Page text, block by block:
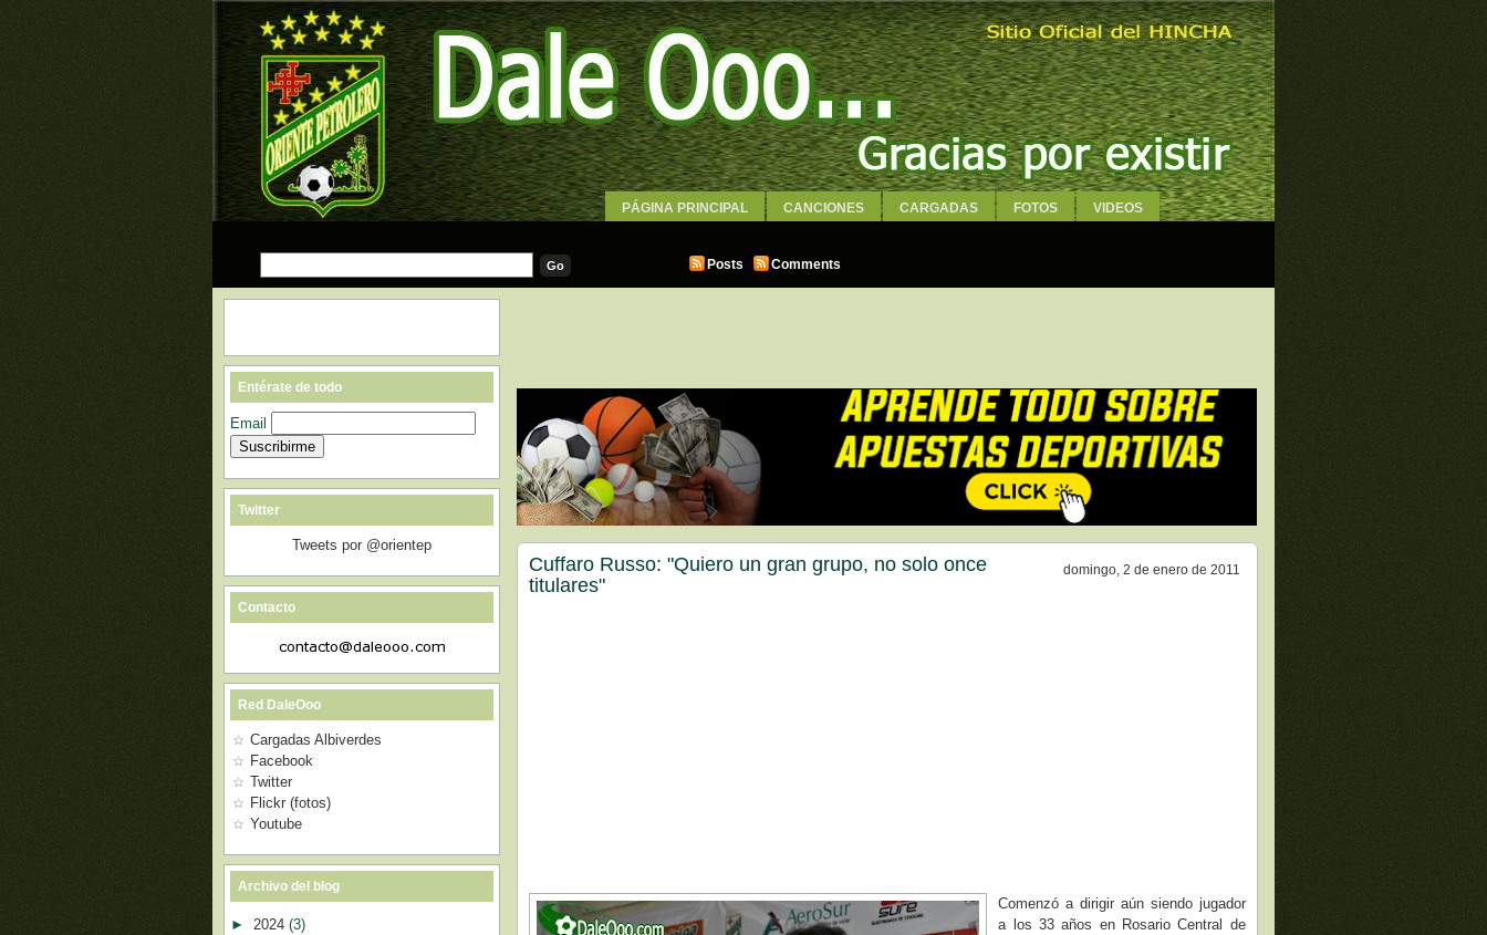
PÁGINA PRINCIPAL CANCIONES CARGADAS FOTOS VIDEOS
Posts
Comments
domingo, 2 de enero de 2011
Cuffaro Russo: "Quiero un gran grupo, no solo once
titulares"
Comenzó a dirigir aún siendo jugador
a los 33 años en Rosario Central de
Entérate de todo
Email
Twitter
Tweets por @orientep
Contacto
Red DaleOoo
Cargadas Albiverdes
Facebook
Twitter
Flickr (fotos)
Youtube
Archivo del blog
► 2024 (3)